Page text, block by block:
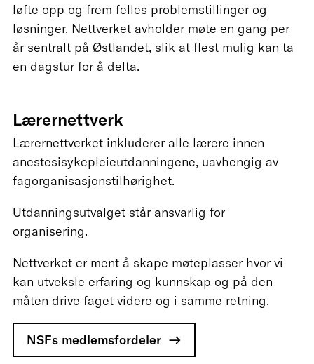
løfte opp og frem felles problemstillinger og
løsninger. Nettverket avholder møte en gang per
år sentralt på Østlandet, slik at flest mulig kan ta
en dagstur for å delta.
Lærernettverk
Lærernettverket inkluderer alle lærere innen
anestesisykepleieutdanningene, uavhengig av
fagorganisasjonstilhørighet.
Utdanningsutvalget står ansvarlig for
organisering.
Nettverket er ment å skape møteplasser hvor vi
kan utveksle erfaring og kunnskap og på den
måten drive faget videre og i samme retning.
NSFs medlemsfordeler